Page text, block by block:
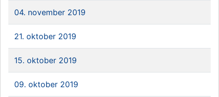
04. november 2019
21. oktober 2019
15. oktober 2019
09. oktober 2019